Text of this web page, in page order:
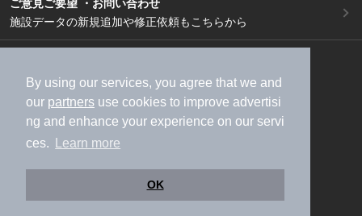
By using our services, you agree that we and
our partners use cookies to improve advertisi
ng and enhance your experience on our servi
ces.
Learn more
OK
ご意見ご要望 ・お問い合わせ
施設データの新規追加や修正依頼もこちらから
加盟店募集（資料請求）
広告出稿のご案内
利用規約
ライフスタイルMEMBERS+規約
特定商取引法に基づく表記
ヘルプ
採用情報
運営会社